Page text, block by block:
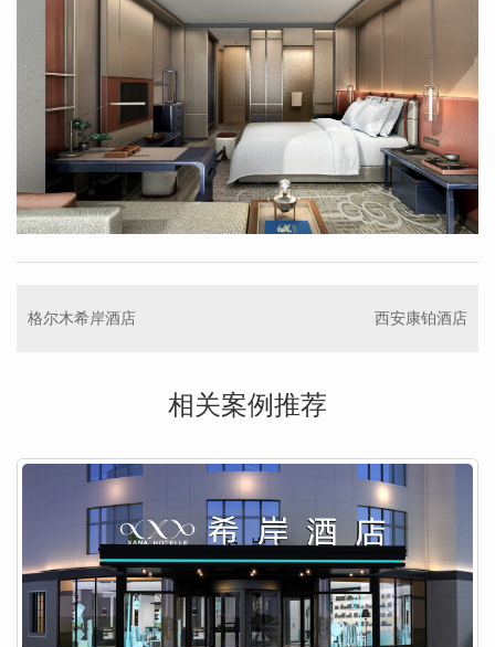
格尔木希岸酒店 西安康铂酒店
相关案例推荐